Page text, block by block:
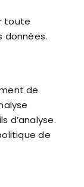
toute
données.
de
d’analyse.
de